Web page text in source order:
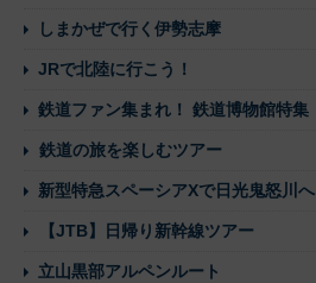
しまかぜで行く伊勢志摩
JRで北陸に行こう！
鉄道ファン集まれ！ 鉄道博物館特集
鉄道の旅を楽しむツアー
新型特急スペーシアXで日光鬼怒川へ
【JTB】日帰り新幹線ツアー
立山黒部アルペンルート